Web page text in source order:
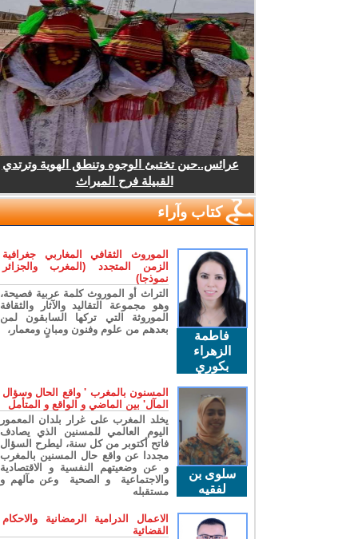
عرائس..حين تختبئ الوجوه وتنطق الهوية وترتدي
القبيلة فرح الميراث
كتاب وآراء
فاطمة
الزهراء
بكوري
الموروث الثقافي المغاربي جغرافية
الزمن المتجدد (المغرب والجزائر
نموذجا)
التراث أو الموروث كلمة عربية فصيحة،
وهو مجموعة التقاليد والآثار والثقافة
الموروثة التي تركها السابقون لمن
بعدهم من علوم وفنون ومبانٍ ومعمار،
سلوى بن
لفقيه
المسنون بالمغرب ' واقع الحال وسؤال
المآل' بين الماضي و الواقع و المتأمل
يخلد المغرب على غرار بلدان المعمور
اليوم العالمي للمسنين الذي يصادف
فاتح أكتوبر من كل سنة، ليطرح السؤال
مجددا عن واقع حال المسنين بالمغرب
و عن وضعيتهم النفسية و الاقتصادية
والاجتماعية و الصحية وعن مآلهم و
مستقبله
الاعمال الدرامية الرمضانية والاحكام
القضائية